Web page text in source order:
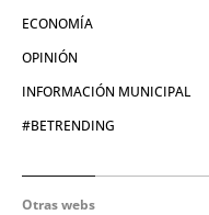
ECONOMÍA
OPINIÓN
INFORMACIÓN MUNICIPAL
#BETRENDING
Otras webs